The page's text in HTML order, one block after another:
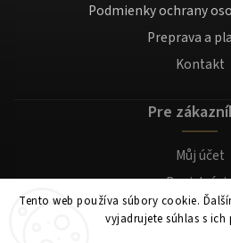
Tento web používa súbory cookie.
vyjadrujete súhlas s
Podmienky ochrany
Preprava a
Kontakt
Pre
Můj účet